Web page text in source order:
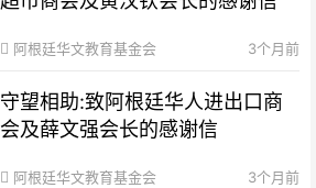
阿根廷华文教育基金会 3个月前
守望相助:致阿根廷华人进出口商
会及薛文强会长的感谢信
阿根廷华文教育基金会 3个月前